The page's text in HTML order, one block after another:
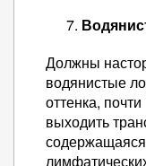
Должны
водянистые
оттенка,
выходить